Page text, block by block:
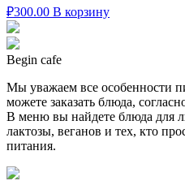
₽300.00 В корзину
Begin cafe
Мы уважаем все особенности
можете заказать блюда,
В меню вы найдете блюда для
лактозы, веганов и тех, кто
питания.